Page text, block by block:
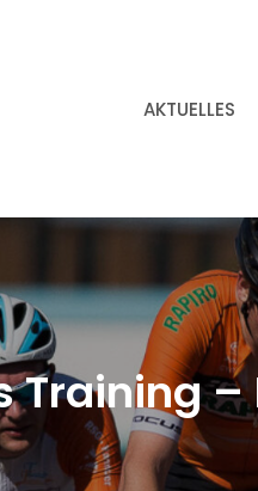
AKTUELLES
Training –